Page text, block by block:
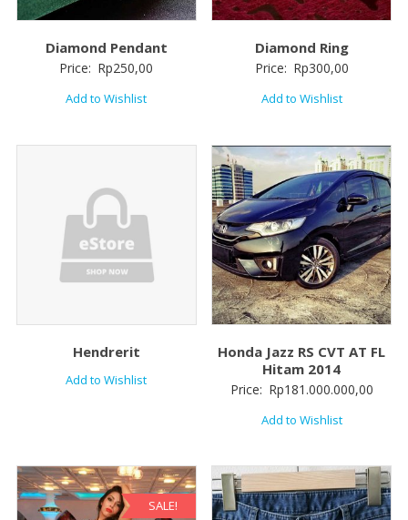
Diamond Pendant
Price: Rp250,00
Add to Wishlist
Diamond Ring
Price: Rp300,00
Add to Wishlist
Hendrerit
Add to Wishlist
Honda Jazz RS CVT AT FL
Hitam 2014
Price: Rp181.000.000,00
Add to Wishlist
SALE!